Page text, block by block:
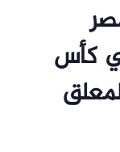
كأس
والمعلق